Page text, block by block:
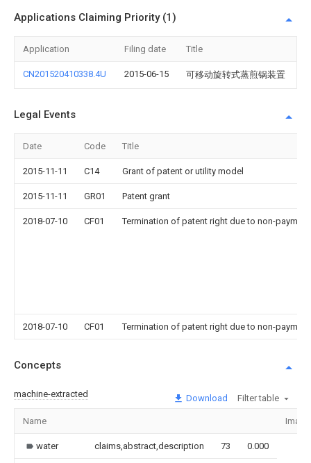
Applications Claiming Priority (1)
Application Filing date Title
CN201520410338.4U 2015-06-15 可移动旋转式蒸煎锅装置
Legal Events
Date Code Title
2015-11-11 C14 Grant of patent or utility model
2015-11-11 GR01 Patent grant
2018-07-10 CF01 Termination of patent right due to non-
2018-07-10 CF01 Termination of patent right due to non-
Concepts
machine-extracted Download Filter table
Name Image
water claims,abstract,description 73 0.000